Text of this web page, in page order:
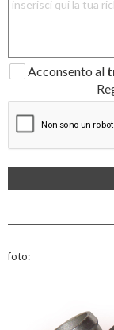
Acconsento al
foto: